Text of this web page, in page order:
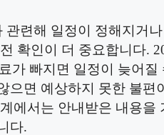
관련해 일정이 정해지거
확인이 더 중요합니다.
가 빠지면 일정이 늦어질
으면 예상하지 못한 불편
에서는 안내받은 내용을
다.